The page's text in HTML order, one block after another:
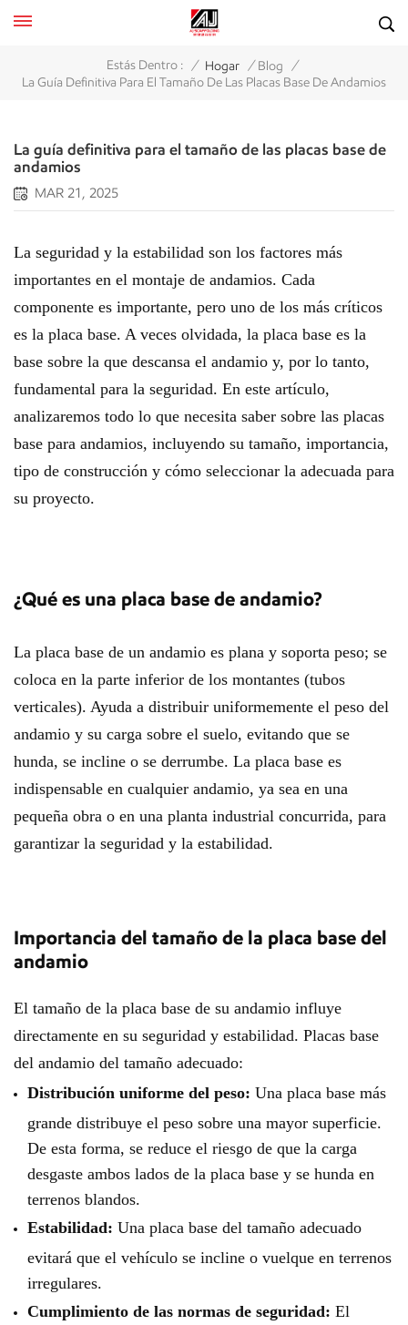
Estás Dentro : / Hogar / Blog /
La Guía Definitiva Para El Tamaño De Las Placas Base De Andamios
La guía definitiva para el tamaño de las placas base de
andamios
MAR 21, 2025
La seguridad y la estabilidad son los factores más
importantes en el montaje de andamios. Cada
componente es importante, pero uno de los más críticos
es la placa base. A veces olvidada, la placa base es la
base sobre la que descansa el andamio y, por lo tanto,
fundamental para la seguridad. En este artículo,
analizaremos todo lo que necesita saber sobre las placas
base para andamios, incluyendo su tamaño, importancia,
tipo de construcción y cómo seleccionar la adecuada para
su proyecto.
¿Qué es una placa base de andamio?
La placa base de un andamio es plana y soporta peso; se
coloca en la parte inferior de los montantes (tubos
verticales). Ayuda a distribuir uniformemente el peso del
andamio y su carga sobre el suelo, evitando que se
hunda, se incline o se derrumbe. La placa base es
indispensable en cualquier andamio, ya sea en una
pequeña obra o en una planta industrial concurrida, para
garantizar la seguridad y la estabilidad.
Importancia del tamaño de la placa base del
andamio
El tamaño de la placa base de su andamio influye
directamente en su seguridad y estabilidad. Placas base
del andamio del tamaño adecuado:
Distribución uniforme del peso: Una placa base más
grande distribuye el peso sobre una mayor superficie.
De esta forma, se reduce el riesgo de que la carga
desgaste ambos lados de la placa base y se hunda en
terrenos blandos.
Estabilidad: Una placa base del tamaño adecuado
evitará que el vehículo se incline o vuelque en terrenos
irregulares.
Cumplimiento de las normas de seguridad: El